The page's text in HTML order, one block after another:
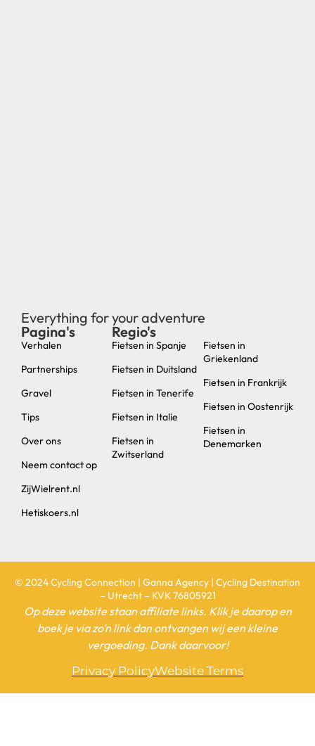
Everything for your adventure
Pagina's
Verhalen
Partnerships
Gravel
Tips
Over ons
Neem contact op
ZijWielrent.nl
Hetiskoers.nl
Regio's
Fietsen in Spanje
Fietsen in Duitsland
Fietsen in Tenerife
Fietsen in Italie
Fietsen in
Zwitserland
Fietsen in
Griekenland
Fietsen in Frankrijk
Fietsen in Oostenrijk
Fietsen in
Denemarken
© 2024 Cycling Connection | Ganna Agency | Cycling Destination
– Utrecht – KVK 76805921
Op deze website staan affiliate links. Klik je daarop en
boek je via zo’n link dan ontvangen wij een kleine
vergoeding. Dank daarvoor!
Privacy PolicyWebsite Terms